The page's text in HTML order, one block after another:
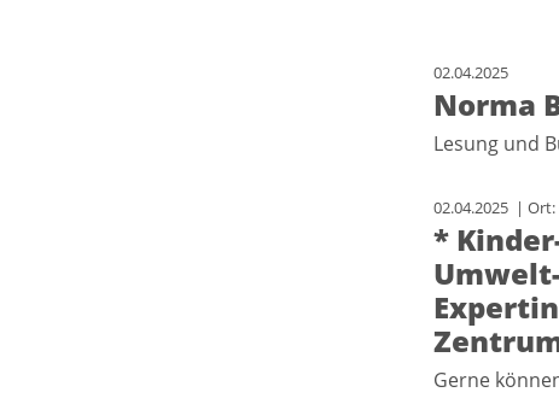
02.04.2025
Norma
Lesung und
02.04.2025 | Ort:
*
Gerne